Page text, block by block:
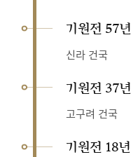
기원전 57년
신라 건국
기원전 37년
고구려 건국
기원전 18년